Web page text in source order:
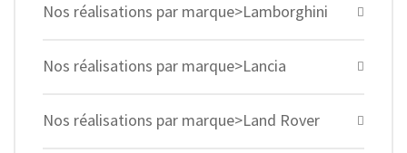
Nos réalisations par marque>Lamborghini
Nos réalisations par marque>Lancia
Nos réalisations par marque>Land Rover